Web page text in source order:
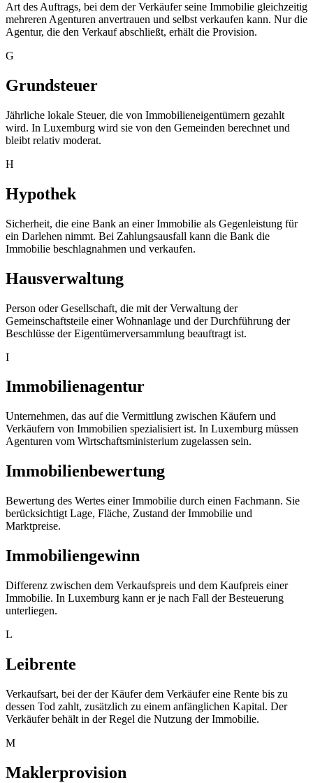
Art des Auftrags, bei dem der Verkäufer seine Immobilie gleichzeitig
mehreren Agenturen anvertrauen und selbst verkaufen kann. Nur die
Agentur, die den Verkauf abschließt, erhält die Provision.
G
Grundsteuer
Jährliche lokale Steuer, die von Immobilieneigentümern gezahlt
wird. In Luxemburg wird sie von den Gemeinden berechnet und
bleibt relativ moderat.
H
Hypothek
Sicherheit, die eine Bank an einer Immobilie als Gegenleistung für
ein Darlehen nimmt. Bei Zahlungsausfall kann die Bank die
Immobilie beschlagnahmen und verkaufen.
Hausverwaltung
Person oder Gesellschaft, die mit der Verwaltung der
Gemeinschaftsteile einer Wohnanlage und der Durchführung der
Beschlüsse der Eigentümerversammlung beauftragt ist.
I
Immobilienagentur
Unternehmen, das auf die Vermittlung zwischen Käufern und
Verkäufern von Immobilien spezialisiert ist. In Luxemburg müssen
Agenturen vom Wirtschaftsministerium zugelassen sein.
Immobilienbewertung
Bewertung des Wertes einer Immobilie durch einen Fachmann. Sie
berücksichtigt Lage, Fläche, Zustand der Immobilie und
Marktpreise.
Immobiliengewinn
Differenz zwischen dem Verkaufspreis und dem Kaufpreis einer
Immobilie. In Luxemburg kann er je nach Fall der Besteuerung
unterliegen.
L
Leibrente
Verkaufsart, bei der der Käufer dem Verkäufer eine Rente bis zu
dessen Tod zahlt, zusätzlich zu einem anfänglichen Kapital. Der
Verkäufer behält in der Regel die Nutzung der Immobilie.
M
Maklerprovision